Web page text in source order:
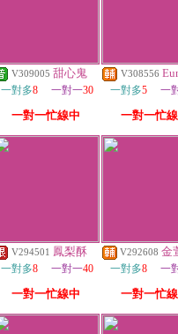
V309005 甜心鬼
一對多8 一對一30
一對一忙線中
V308556
一對多5 一
一對一忙
V294501 鳳梨酥
一對多8 一對一40
一對一忙線中
V292608 金
一對多8 一
一對一忙